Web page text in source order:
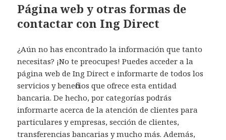
Página web y otras formas de
contactar con Ing Direct
¿Aún no has encontrado la información que tanto
necesitas? ¡No te preocupes! Puedes acceder a la
página web de Ing Direct e informarte de todos los
servicios y beneficios que ofrece esta entidad
bancaria. De hecho, por categorías podrás
informarte acerca de la atención de clientes para
particulares y empresas, sección de clientes,
transferencias bancarias y mucho más. Además,